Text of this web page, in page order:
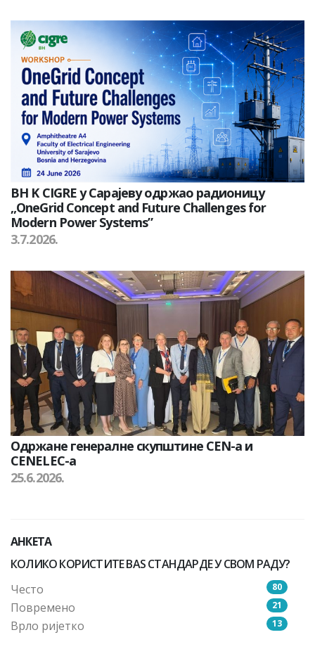
BH K CIGRE у Сарајеву одржао радионицу
„OneGrid Concept and Future Challenges for
Modern Power Systems”
3.7.2026.
Одржане генералне скупштине CEN-а и
CENELEC-а
25.6.2026.
АНКЕТА
КОЛИКО КОРИСТИТЕ BAS СТАНДАРДЕ У СВОМ РАДУ?
Често
80
Повремено 21
Врло ријетко 13